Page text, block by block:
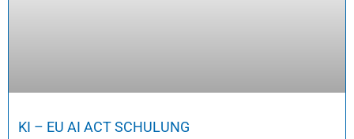
KI – EU AI ACT SCHULUNG